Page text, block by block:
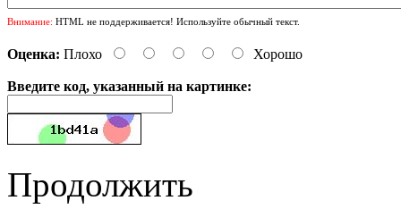
Внимание: HTML не поддерживается! Используйте обычный текст.
Оценка: Плохо Хорошо
Введите код, указанный на картинке:
Продолжить